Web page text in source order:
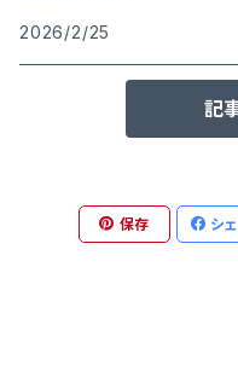
2026/2/25
記
保存 シ